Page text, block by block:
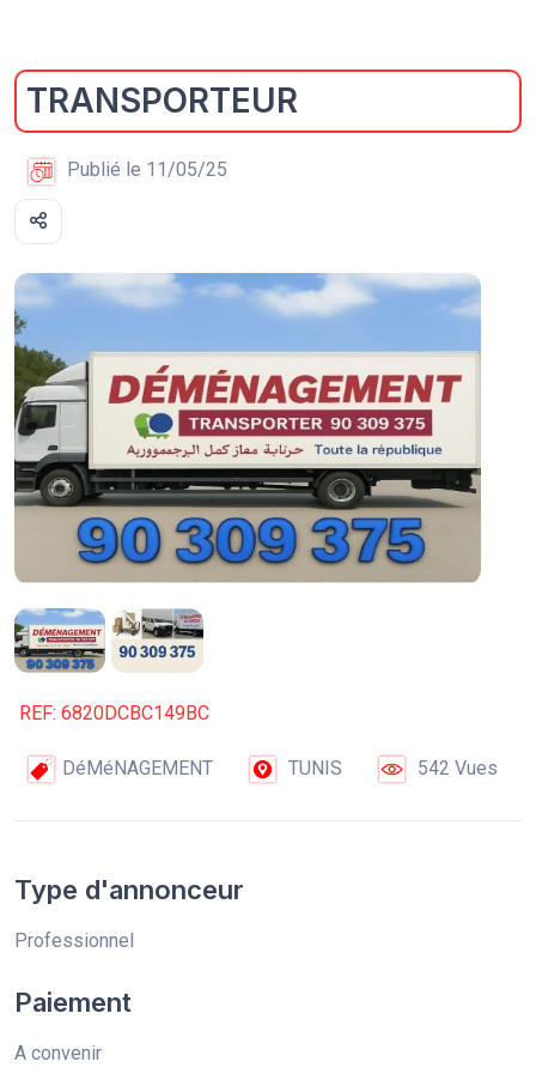
TRANSPORTEUR
Publié le 11/05/25
REF: 6820DCBC149BC
DéMéNAGEMENT TUNIS 542 Vues
Type d'annonceur
Professionnel
Paiement
A convenir